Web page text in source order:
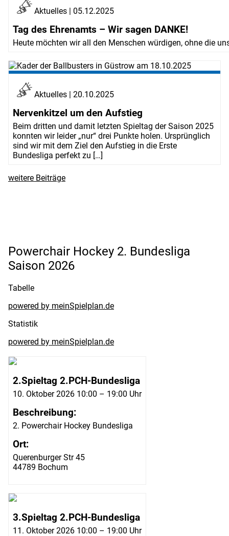
Aktuelles | 05.12.2025
Tag des Ehrenamts – Wir sagen DANKE!
Heute möchten wir all den Menschen würdigen, ohne die
Aktuelles | 20.10.2025
Nervenkitzel um den Aufstieg
Beim dritten und damit letzten Spieltag der Saison 2025
konnten wir leider „nur“ drei Punkte holen. Ursprünglich
sind wir mit dem Ziel den Aufstieg in die Erste
Bundesliga perfekt zu […]
weitere Beiträge
Powerchair Hockey 2. Bundesliga
Saison 2026
Tabelle
powered by meinSpielplan.de
Statistik
powered by meinSpielplan.de
2.Spieltag 2.PCH-Bundesliga
10. Oktober 2026 10:00 – 19:00 Uhr
Beschreibung:
2. Powerchair Hockey Bundesliga
Ort:
Querenburger Str 45
44789 Bochum
3.Spieltag 2.PCH-Bundesliga
11. Oktober 2026 10:00 – 19:00 Uhr